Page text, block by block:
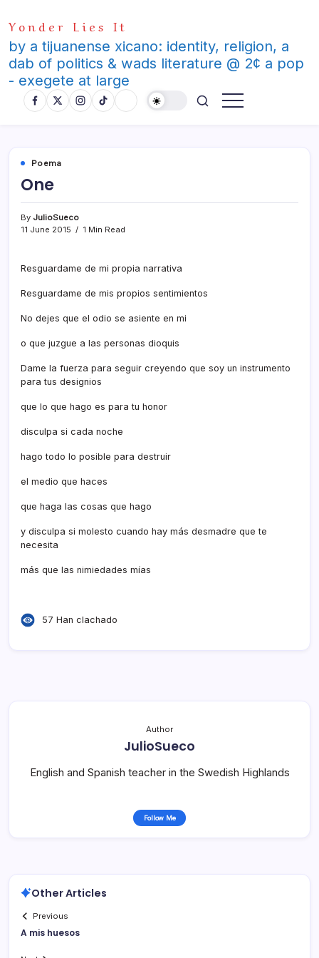
to
content
Yonder Lies It
by a tijuanense xicano: identity, religion, a
dab of politics & wads literature @ 2¢ a pop
- exegete at large
Poema
One
By JulioSueco
11 June 2015
1 Min Read
Resguardame de mi propia narrativa
Resguardame de mis propios sentimientos
No dejes que el odio se asiente en mi
o que juzgue a las personas dioquis
Dame la fuerza para seguir creyendo que soy un instrumento
para tus designios
que lo que hago es para tu honor
disculpa si cada noche
hago todo lo posible para destruir
el medio que haces
que haga las cosas que hago
y disculpa si molesto cuando hay más desmadre que te
necesita
más que las nimiedades mí­as
57 Han clachado
Author
JulioSueco
English and Spanish teacher in the Swedish Highlands
Follow Me
Other Articles
Previous
A mis huesos